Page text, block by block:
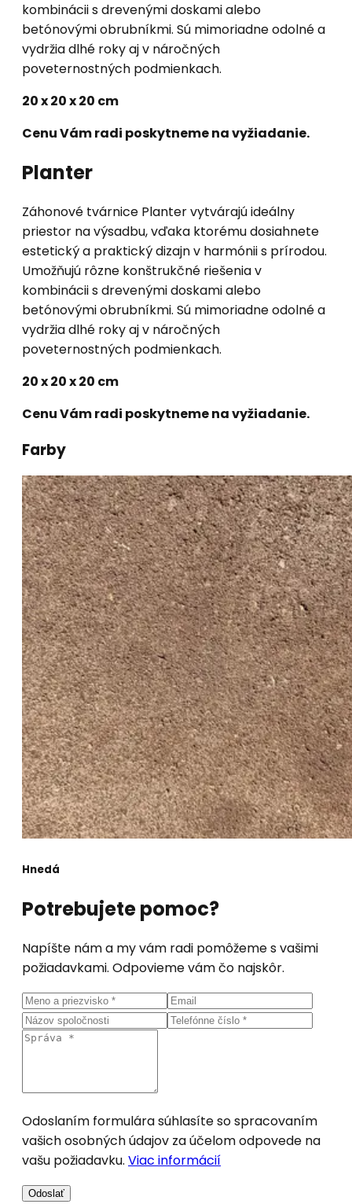
kombinácii s drevenými doskami alebo
betónovými obrubníkmi. Sú mimoriadne odolné a
vydržia dlhé roky aj v náročných
poveternostných podmienkach.
20 x 20 x 20 cm
Cenu Vám radi poskytneme na vyžiadanie.
Planter
Záhonové tvárnice Planter vytvárajú ideálny
priestor na výsadbu, vďaka ktorému dosiahnete
estetický a praktický dizajn v harmónii s prírodou.
Umožňujú rôzne konštrukčné riešenia v
kombinácii s drevenými doskami alebo
betónovými obrubníkmi. Sú mimoriadne odolné a
vydržia dlhé roky aj v náročných
poveternostných podmienkach.
20 x 20 x 20 cm
Cenu Vám radi poskytneme na vyžiadanie.
Farby
Hnedá
Potrebujete pomoc?
Napíšte nám a my vám radi pomôžeme s vašimi
požiadavkami. Odpovieme vám čo najskôr.
Odoslaním formulára súhlasíte so spracovaním
vašich osobných údajov za účelom odpovede na
vašu požiadavku. Viac informácií
Odoslať